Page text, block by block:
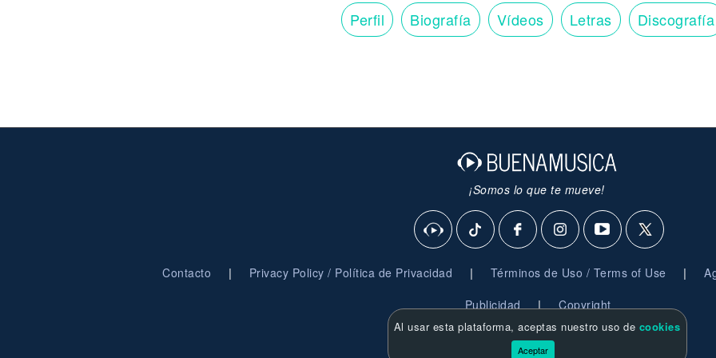
Perfil Biografía Vídeos Letras Discografía
¡Somos lo que te mueve!
Contacto | Privacy Policy / Política de Privacidad | Términos de Uso / Terms of Use |
Publicidad | Copyright
© 2026 BuenaMusica.com - Derechos Reservados
Al usar esta plataforma, aceptas nuestro uso de cookies
Aceptar